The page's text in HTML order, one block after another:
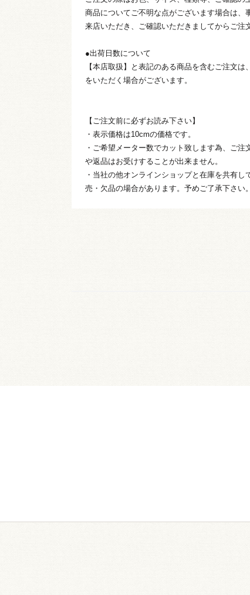
商品についてご不明な点がございます場合は、
来店いただき、ご確認いただきましてからご注
●出荷日数について
【本店取扱】と表記のある商品を含むご注文は
をいただく場合がございます。
【ご注文前に必ずお読み下さい】
・表示価格は10cmの価格です。
・ご希望メーター数でカット致します為、ご注
や返品はお受けすることが出来ません。
・当社の他オンラインショップと在庫を共有
売・欠品の場合があります。予めご了承下さい。